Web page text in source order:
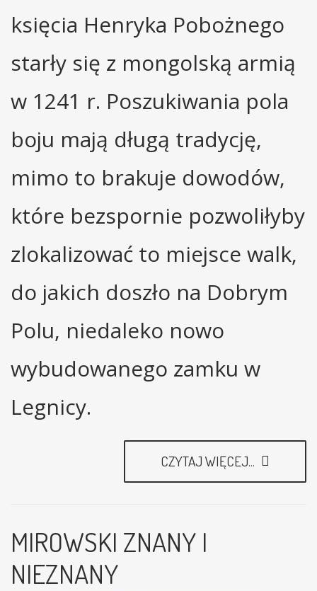
księcia Henryka Pobożnego
starły się z mongolską armią
w 1241 r. Poszukiwania pola
boju mają długą tradycję,
mimo to brakuje dowodów,
które bezspornie pozwoliłyby
zlokalizować to miejsce walk,
do jakich doszło na Dobrym
Polu, niedaleko nowo
wybudowanego zamku w
Legnicy.
CZYTAJ WIĘCEJ...
MIROWSKI ZNANY I
NIEZNANY